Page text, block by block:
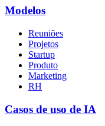
Modelos
Reuniões
Projetos
Startup
Produto
Marketing
RH
Casos de uso de IA